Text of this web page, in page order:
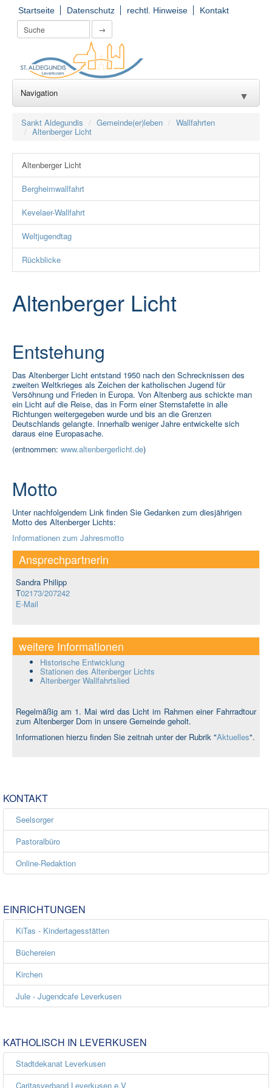
Startseite Datenschutz rechtl. Hinweise Kontakt
→
Navigation ▼
Wir für Sie
Kirchorte
Einrichtungen ▼
Gruppierungen ▼
Gemeinde(er)leben ▼
Rat und Hilfe
Termine & Infos
Sankt Aldegundis Gemeinde(er)leben Wallfahrten
Altenberger Licht
Altenberger Licht
Bergheimwallfahrt
Kevelaer-Wallfahrt
Weltjugendtag
Rückblicke
Altenberger Licht
Entstehung
Das Altenberger Licht entstand 1950 nach den Schrecknissen des
zweiten Weltkrieges als Zeichen der katholischen Jugend für
Versöhnung und Frieden in Europa. Von Altenberg aus schickte man
ein Licht auf die Reise, das in Form einer Sternstafette in alle
Richtungen weitergegeben wurde und bis an die Grenzen
Deutschlands gelangte. Innerhalb weniger Jahre entwickelte sich
daraus eine Europasache.
(entnommen: www.altenbergerlicht.de)
Motto
Unter nachfolgendem Link finden Sie Gedanken zum diesjährigen
Motto des Altenberger Lichts:
Informationen zum Jahresmotto
Ansprechpartnerin
Sandra Philipp
T02173/207242
E-Mail
weitere Informationen
Historische Entwicklung
Stationen des Altenberger Lichts
Altenberger Wallfahrtslied
Regelmäßig am 1. Mai wird das Licht im Rahmen einer Fahrradtour
zum Altenberger Dom in unsere Gemeinde geholt.
Informationen hierzu finden Sie zeitnah unter der Rubrik "Aktuelles".
KONTAKT
Seelsorger
Pastoralbüro
Online-Redaktion
EINRICHTUNGEN
KiTas - Kindertagesstätten
Büchereien
Kirchen
Jule - Jugendcafe Leverkusen
KATHOLISCH IN LEVERKUSEN
Stadtdekanat Leverkusen
Caritasverband Leverkusen e.V